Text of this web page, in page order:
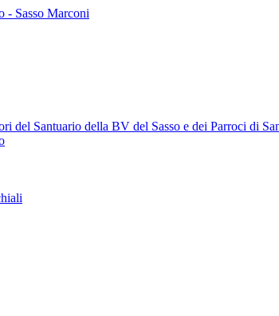
- Sasso Marconi
del Santuario della BV del Sasso e dei Parroci di